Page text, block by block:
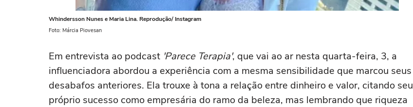
Whindersson Nunes e Maria Lina. Reprodução/ Instagram
Foto: Márcia Piovesan
Em entrevista ao podcast Parece Terapia', que vai ao ar nesta quarta-feira, 3, a
influenciadora abordou a experiência com a mesma sensibilidade que marcou seus
desabafos anteriores. Ela trouxe à tona a relação entre dinheiro e valor, citando seu
próprio sucesso como empresária do ramo da beleza, mas lembrando que riqueza